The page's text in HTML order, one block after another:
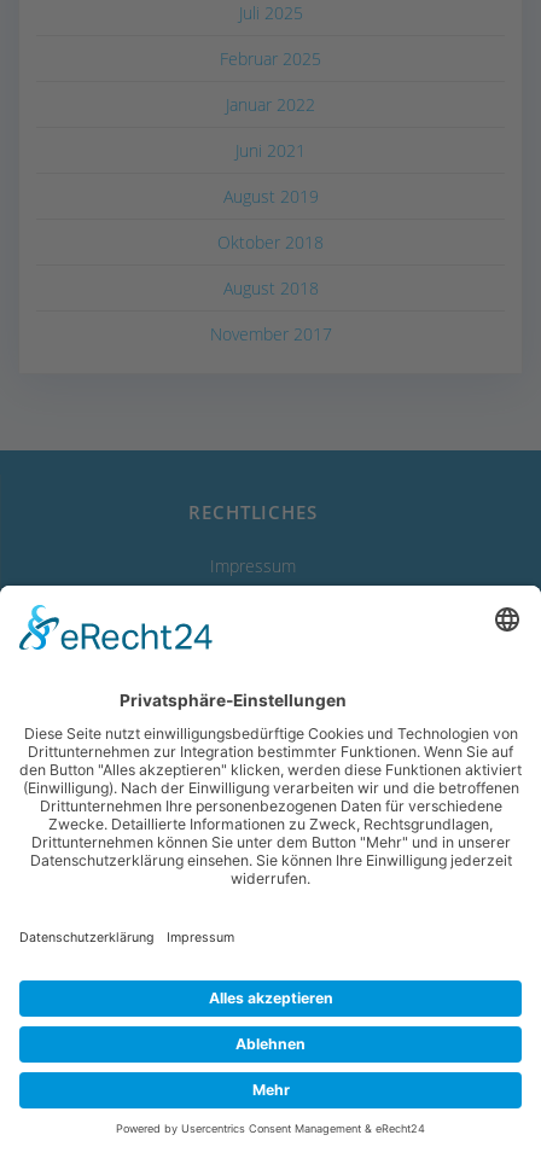
Juli 2025
Februar 2025
Januar 2022
Juni 2021
August 2019
Oktober 2018
August 2018
November 2017
RECHTLICHES
Impressum
Erklärung zur Barrierefreiheit
LINKS
Abwasserverband
Starnberger See
Wassergewinnung Vierseenland
Gemeinde Pöcking
© 2026 gemeinsames Kommunalunternehmen. Erstellt mit
WordPress und dem ThemeEmpowerWP.